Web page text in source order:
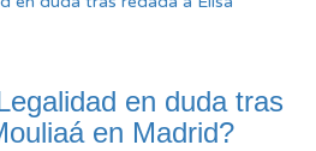
en duda tras
en Madrid?